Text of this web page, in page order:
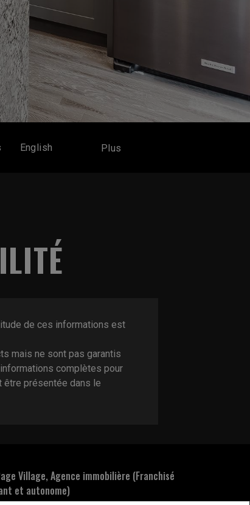
Plus
English
de ces informations est
mais ne sont pas garantis
complètes pour
être présentée dans le
Village, Agence immobilière (Franchisé
et autonome)